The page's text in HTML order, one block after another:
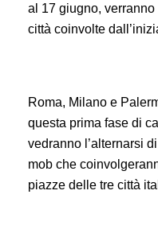
al 17 giugno,
città coinvolte
Roma, Milano e
questa prima fase di
vedranno l’alternarsi
mob che
piazze delle tre città